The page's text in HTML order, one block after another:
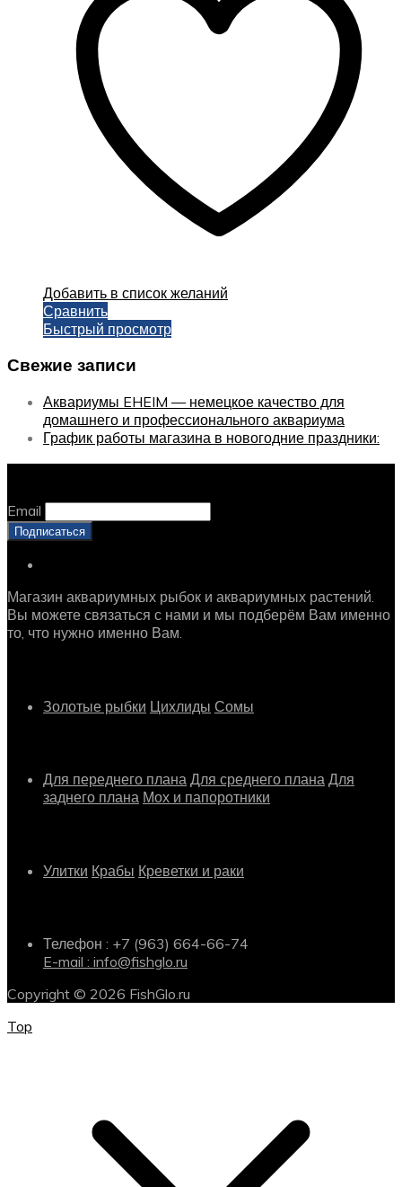
Добавить в список желаний
Сравнить
Быстрый просмотр
Свежие записи
Аквариумы EHEIM — немецкое качество для
домашнего и профессионального аквариума
График работы магазина в новогодние праздники:
Email
Магазин аквариумных рыбок и аквариумных растений.
Вы можете связаться с нами и мы подберём Вам именно
то, что нужно именно Вам.
Золотые рыбки Цихлиды Сомы
Для переднего плана Для среднего плана Для
заднего плана Мох и папоротники
Улитки Крабы Креветки и раки
Телефон : +7 (963) 664-66-74
E-mail : info@fishglo.ru
Copyright © 2026 FishGlo.ru
Top